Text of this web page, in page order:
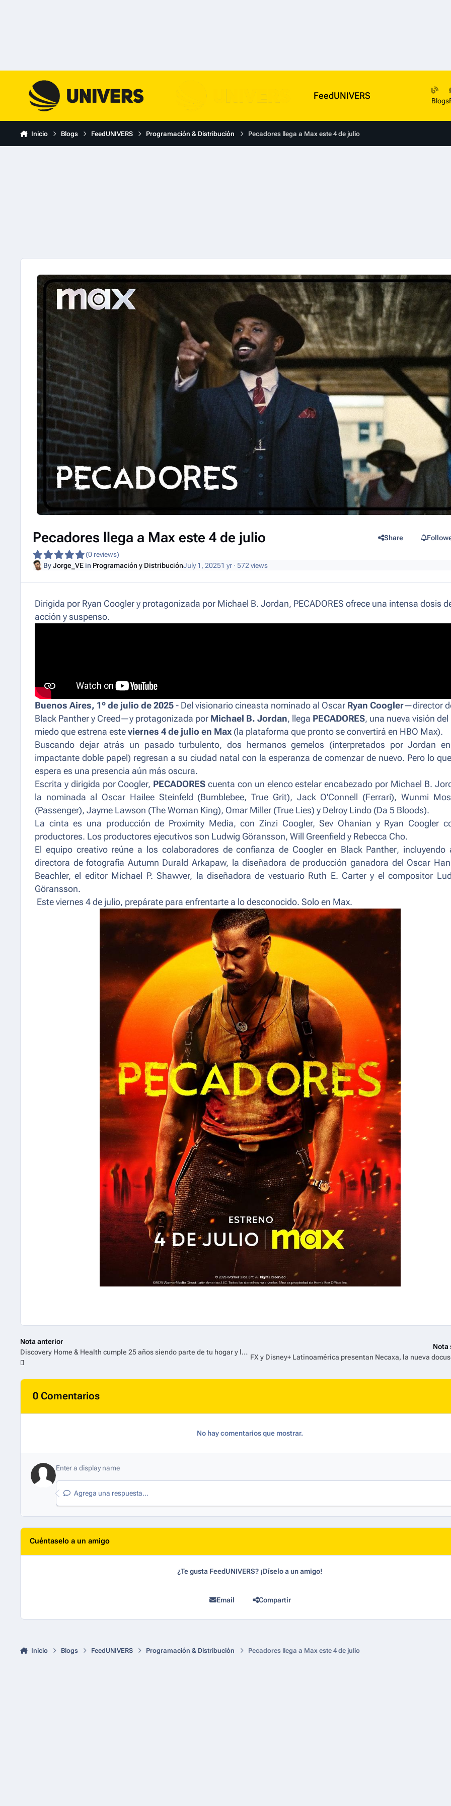
FeedUNIVERS Blogs
Inicio Blogs FeedUNIVERS Programación & Distribución Pecadores llega a Max este 4 de julio
Pecadores llega a Max este 4 de julio
(0 reviews)
Share
ByJorge_VEin Programación y DistribuciónJuly 1, 20251 yr· 572 views
Dirigida por Ryan Coogler y protagonizada por Michael B. Jordan, PECADORES ofrece una intensa dosis
acción y suspenso.
Buenos Aires, 1º de julio de 2025 - Del visionario cineasta nominado al Oscar Ryan Coogler—director
Black Panther y Creed —y protagonizada por Michael B. Jordan, llega PECADORES, una nueva visión del
miedo que estrena este viernes 4 de julio en Max (la plataforma que pronto se convertirá en HBO Max).
Buscando dejar atrás un pasado turbulento, dos hermanos gemelos (interpretados por Jordan
impactante doble papel) regresan a su ciudad natal con la esperanza de comenzar de nuevo. Pero lo
espera es una presencia aún más oscura.
Escrita y dirigida por Coogler, PECADORES cuenta con un elenco estelar encabezado por Michael B.
la nominada al Oscar Hailee Steinfeld (Bumblebee,True Grit), Jack O'Connell (Ferrari), Wunmi
(Passenger), Jayme Lawson (The Woman King), Omar Miller (True Lies) y Delroy Lindo (Da 5 Bloods).
La cinta es una producción de Proximity Media, con Zinzi Coogler, Sev Ohanian y Ryan Coogler
productores. Los productores ejecutivos son Ludwig Göransson, Will Greenfield y Rebecca Cho.
El equipo creativo reúne a los colaboradores de confianza de Coogler en Black Panther, incluyendo
directora de fotografía Autumn Durald Arkapaw, la diseñadora de producción ganadora del Oscar
Beachler, el editor Michael P. Shawver, la diseñadora de vestuario Ruth E. Carter y el compositor
Göransson.
Este viernes 4 de julio, prepárate para enfrentarte a lo desconocido. Solo en Max.
Nota anterior
Discovery Home & Health cumple 25 años siendo parte de tu hogar y lo celebra con sus mejores contenidos
Nota
0 Comentarios
No hay comentarios que mostrar.
Agrega una respuesta...
Cuéntaselo a un amigo
¿Te gusta FeedUNIVERS? ¡Díselo a un amigo!
Email Compartir
Inicio Blogs FeedUNIVERS Programación & Distribución Pecadores llega a Max este 4 de julio